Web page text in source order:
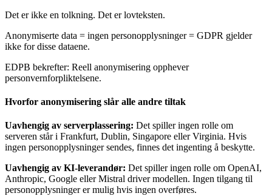
Det er ikke en tolkning. Det er lovteksten.
Anonymiserte data = ingen personopplysninger = GDPR gjelder
ikke for disse dataene.
EDPB bekrefter: Reell anonymisering opphever
personvernforpliktelsene.
Hvorfor anonymisering slår alle andre tiltak
Uavhengig av serverplassering: Det spiller ingen rolle om
serveren står i Frankfurt, Dublin, Singapore eller Virginia. Hvis
ingen personopplysninger sendes, finnes det ingenting å beskytte.
Uavhengig av KI-leverandør: Det spiller ingen rolle om OpenAI,
Anthropic, Google eller Mistral driver modellen. Ingen tilgang til
personopplysninger er mulig hvis ingen overføres.